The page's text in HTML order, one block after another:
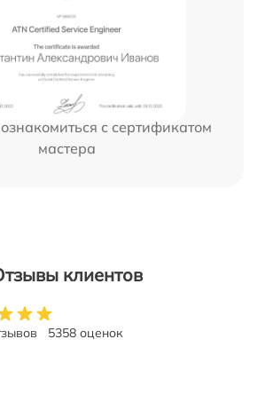
с сертификатом
мастера
клиентов
5358 оценок